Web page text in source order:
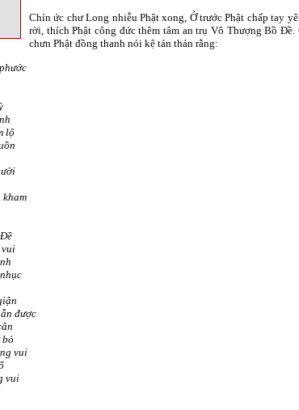
Chín ức chư Long nhiễu Phật xong, Ở trước Phật chấp tay
rời, thích Phật công đức thêm tâm an trụ Vô Thượng Bồ
chưn Phật đồng thanh nói kệ tán thán rằng:
lộ
kham
vui
được
bỏ
vui
vui